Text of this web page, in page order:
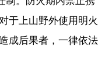
于上山野外使用明火
成后果者，一律依法